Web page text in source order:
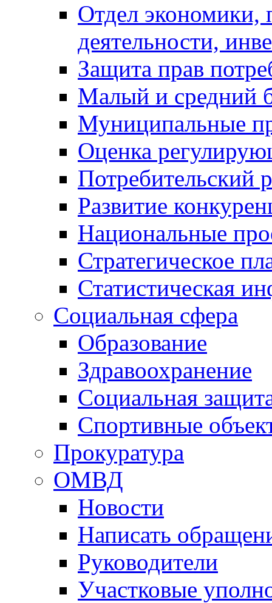
Отдел экономики,
деятельности,
Защита прав
Малый и средний
Муниципальные
Оценка
Потребительский
Развитие
Национальные
Стратегическое
Статистическая
Социальная сфера
Образование
Здравоохранение
Социальная
Спортивные
Прокуратура
ОМВД
Новости
Написать
Руководители
Участковые